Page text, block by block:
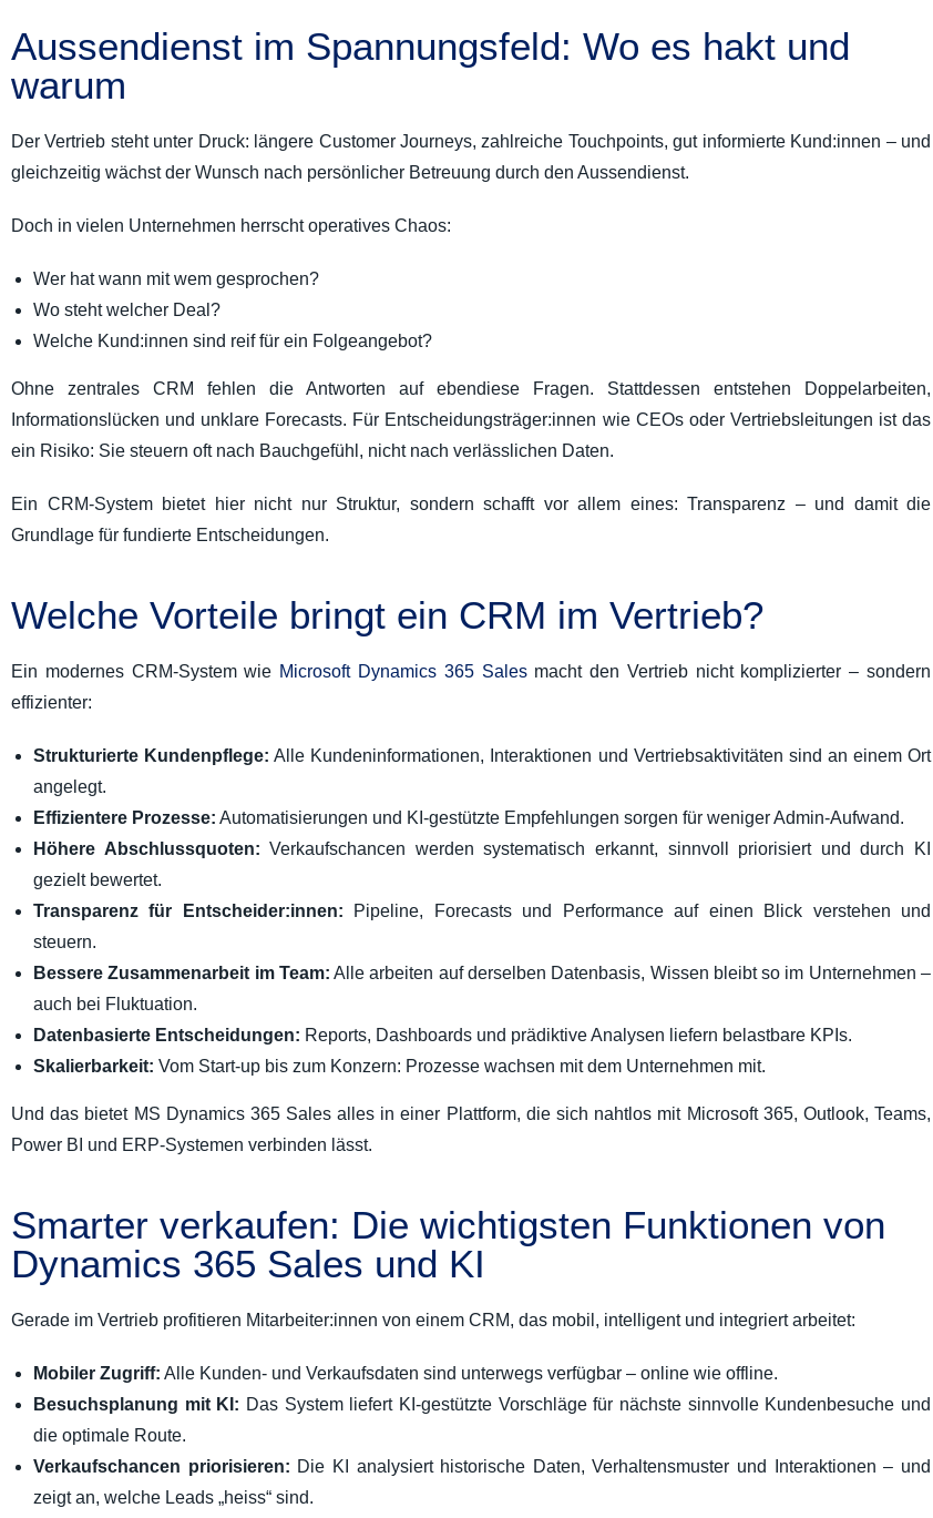
Aussendienst im Spannungsfeld: Wo es hakt und
warum
Der Vertrieb steht unter Druck: längere Customer Journeys, zahlreiche Touchpoints, gut informierte Kund:innen – und
gleichzeitig wächst der Wunsch nach persönlicher Betreuung durch den Aussendienst.
Doch in vielen Unternehmen herrscht operatives Chaos:
Wer hat wann mit wem gesprochen?
Wo steht welcher Deal?
Welche Kund:innen sind reif für ein Folgeangebot?
Ohne zentrales CRM fehlen die Antworten auf ebendiese Fragen. Stattdessen entstehen Doppelarbeiten,
Informationslücken und unklare Forecasts. Für Entscheidungsträger:innen wie CEOs oder Vertriebsleitungen ist das
ein Risiko: Sie steuern oft nach Bauchgefühl, nicht nach verlässlichen Daten.
Ein CRM-System bietet hier nicht nur Struktur, sondern schafft vor allem eines: Transparenz – und damit die
Grundlage für fundierte Entscheidungen.
Welche Vorteile bringt ein CRM im Vertrieb?
Ein modernes CRM-System wie Microsoft Dynamics 365 Salesmacht den Vertrieb nicht komplizierter – sondern
effizienter:
Strukturierte Kundenpflege: Alle Kundeninformationen, Interaktionen und Vertriebsaktivitäten sind an einem Ort
angelegt.
Effizientere Prozesse: Automatisierungen und KI-gestützte Empfehlungen sorgen für weniger Admin-Aufwand.
Höhere Abschlussquoten: Verkaufschancen werden systematisch erkannt, sinnvoll priorisiert und durch KI
gezielt bewertet.
Transparenz für Entscheider:innen: Pipeline, Forecasts und Performance auf einen Blick verstehen und
steuern.
Bessere Zusammenarbeit im Team: Alle arbeiten auf derselben Datenbasis, Wissen bleibt so im Unternehmen –
auch bei Fluktuation.
Datenbasierte Entscheidungen: Reports, Dashboards und prädiktive Analysen liefern belastbare KPIs.
Skalierbarkeit: Vom Start-up bis zum Konzern: Prozesse wachsen mit dem Unternehmen mit.
Und das bietet MS Dynamics 365 Sales alles in einer Plattform, die sich nahtlos mit Microsoft 365, Outlook, Teams,
Power BI und ERP-Systemen verbinden lässt.
Smarter verkaufen: Die wichtigsten Funktionen von
Dynamics 365 Sales und KI
Gerade im Vertrieb profitieren Mitarbeiter:innen von einem CRM, das mobil, intelligent und integriert arbeitet:
Mobiler Zugriff: Alle Kunden- und Verkaufsdaten sind unterwegs verfügbar – online wie offline.
Besuchsplanung mit KI: Das System liefert KI-gestützte Vorschläge für nächste sinnvolle Kundenbesuche und
die optimale Route.
Verkaufschancen priorisieren: Die KI analysiert historische Daten, Verhaltensmuster und Interaktionen – und
zeigt an, welche Leads „heiss“ sind.